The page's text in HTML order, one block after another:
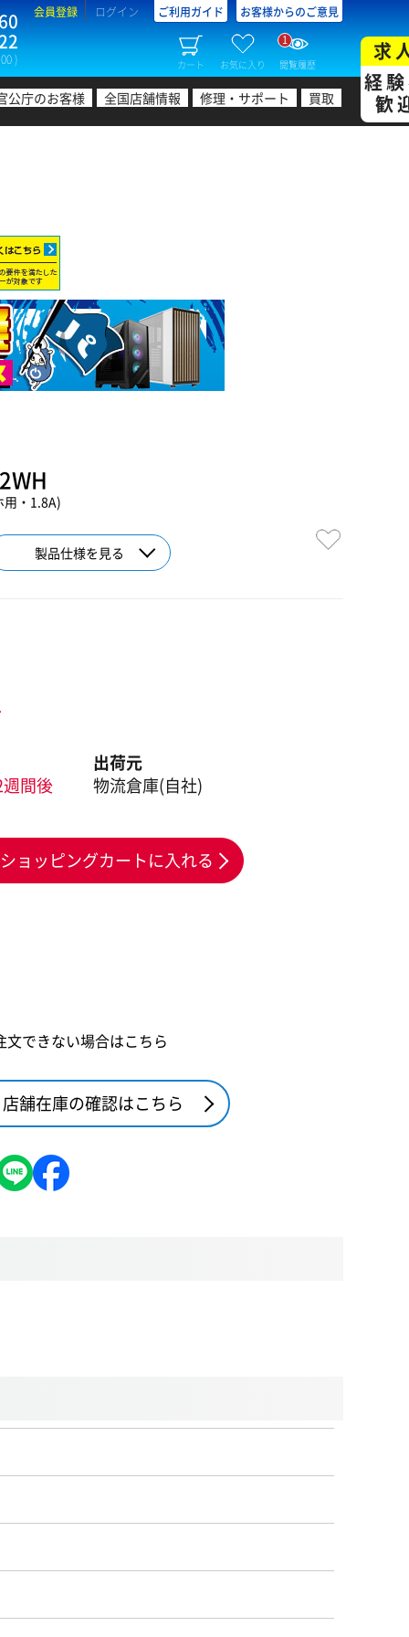
)
会員登録 ログイン ご利用ガイド お客様からのご意見
カート お気に入り 閲覧履歴
1
公庁のお客様 全国店舗情報 修理・サポート 買取
求
経
歓
用・1.8A)
製品仕様を見る
間後
出荷元
物流倉庫(自社)
ショッピングカートに入れる
できない場合はこちら
店舗在庫の確認はこちら